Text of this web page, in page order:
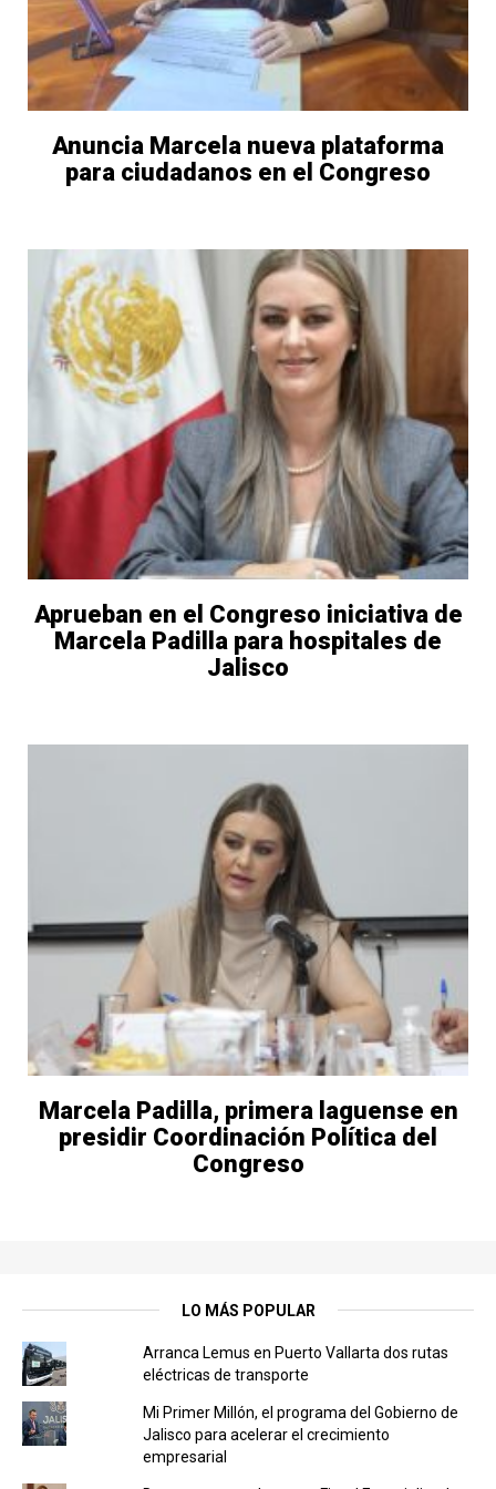
LO MÁS POPULAR
Arranca Lemus en Puerto Vallarta dos rutas
eléctricas de transporte
Mi Primer Millón, el programa del Gobierno de
Jalisco para acelerar el crecimiento
empresarial
Anuncia Marcela nueva plataforma
para ciudadanos en el Congreso
Aprueban en el Congreso iniciativa de
Marcela Padilla para hospitales de
Jalisco
Marcela Padilla, primera laguense en
presidir Coordinación Política del
Congreso